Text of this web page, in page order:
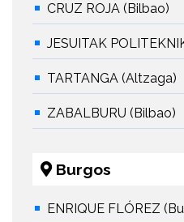
CRUZ ROJA (Bilbao)
JESUITAK
TARTANGA (Altzaga)
ZABALBURU (Bilbao)
Burgos
ENRIQUE FLÓREZ